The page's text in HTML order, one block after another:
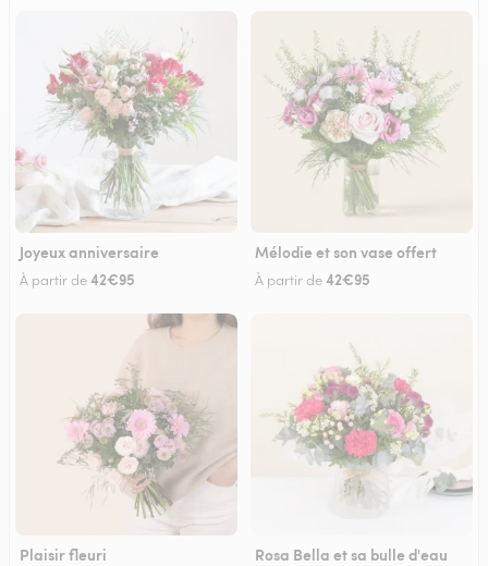
Joyeux anniversaire
À partir de42€95
Mélodie et son vase offert
À partir de42€95
Plaisir fleuri Rosa Bella et sa bulle d'eau